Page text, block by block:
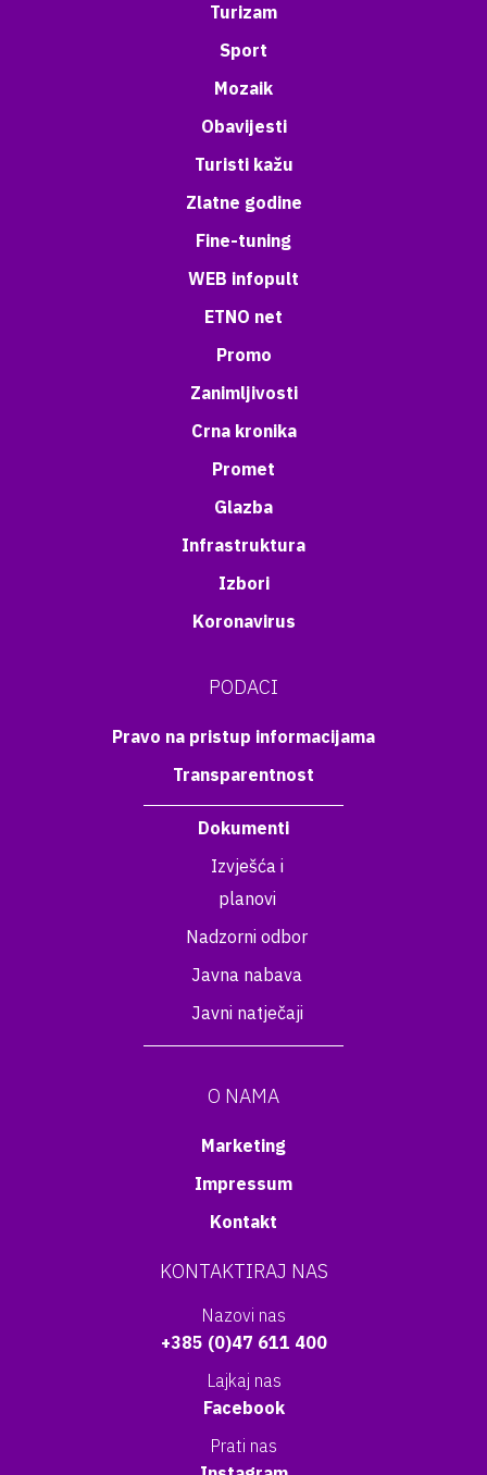
Turizam
Sport
Mozaik
Obavijesti
Turisti kažu
Zlatne godine
Fine-tuning
WEB infopult
ETNO net
Promo
Zanimljivosti
Crna kronika
Promet
Glazba
Infrastruktura
Izbori
Koronavirus
PODACI
Pravo na pristup informacijama
Transparentnost
Dokumenti
Izvješća i
planovi
Nadzorni odbor
Javna nabava
Javni natječaji
O NAMA
Marketing
Impressum
Kontakt
KONTAKTIRAJ NAS
Nazovi nas
+385 (0)47 611 400
Lajkaj nas
Facebook
Prati nas